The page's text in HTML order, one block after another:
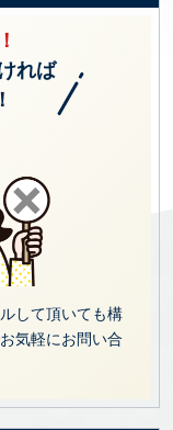
れば
して頂いても構
気軽にお問い合